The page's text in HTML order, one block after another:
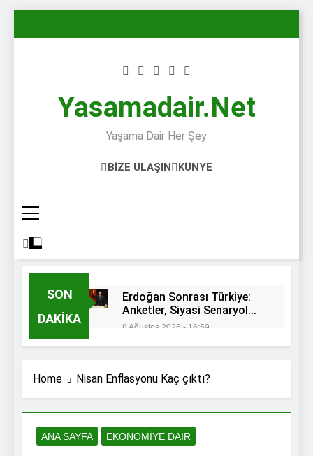
Yasamadair.net
Yaşama Dair Her Şey
BIZE ULAŞIN KÜNYE
SON
DAKIKA
Erdoğan Sonrası Türkiye:
Anketler, Siyasi Senaryolar
ve Olası Geçiş Dönemi
8 Ağustos 2026 - 16:59
8 Ağustos 2026 - 16:13
Yapay Zekaya Sorduk:
Süper Lig’de Transferler
Sonrası Şampiyonluğun En
Güçlü Adayı Kim?
Altın Fiyatları
Uçuyor
Home Nisan Enflasyonu Kaç çıktı?
ANA SAYFA EKONOMIYE DAIR